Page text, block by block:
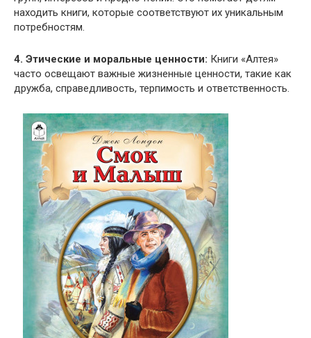
находить книги, которые соответствуют их уникальным
потребностям.
4. Этические и моральные ценности: Книги «Алтея»
часто освещают важные жизненные ценности, такие как
дружба, справедливость, терпимость и ответственность.